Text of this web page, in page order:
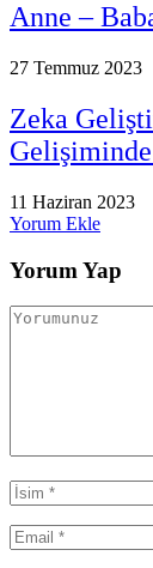
Anne –
27 Temmuz 2023
Zeka
11 Haziran 2023
Yorum Ekle
Yorum Yap